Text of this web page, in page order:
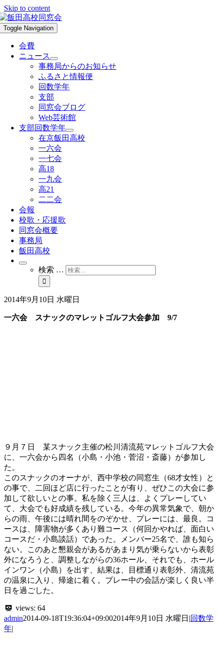
Skip to content
Toggle Navigation
会費
ニュース
事務局からのお知らせ
ふるさと情報便
回数学年
支部
同窓会ブログ
Web芸術館
支部回数学年
在京飯田高校
一六会
一七会
高18
一九会
高21
二二会
会報
校歌・応援歌
同窓会概要
事務局
飯田高校
検索 …
2014年9月10日 水曜日
一六会 スナックのマレットゴルフ大会参加 9/7
９月７日 某スナック主催の松川清流苑マレットゴルフ大会
に、一六会から四名（小島・小池・菅沼・斎藤）が参加し
た。
このスナックのオーナが、西中学校の同窓生（68才女性）と
の事で、二回ほど店に行ったことが有り、ぜひこの大会に参
加して欲しいとの事。私を除く三人は、よくプレーしてい
て、大会でも好成績を残している。今年の異常気象で、朝か
らの雨、午後には晴れ間をのぞかせ、プレーには、最良。コ
ースは、障害物が多くあり難コース（何回かやれば、面白い
コースだ・小島談話）であった。メンバー25名で、誰も知ら
ない。このあと懇親会があるがあまり気が乗らないから表彰
外になろうと、調整しながらの36ホール、それでも、ホール
インワン（小島）を出す、結果は、目標通り表彰外、清流苑
の温泉に入り、帰途に着く。プレー中の会話が楽しく良い半
日を過ごした。
views: 64
admin2014-09-18T19:36:04+09:002014年9月10日 水曜日 |回数学
年|